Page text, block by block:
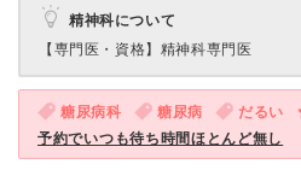
精神科について
【専門医・資格】 精神科専門医
糖尿病科 糖尿病 だるい
予約でいつも待ち時間ほとんど無し